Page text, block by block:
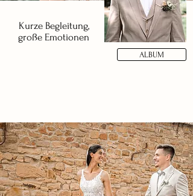
Kurze Begleitung,
große Emotionen
ALBUM